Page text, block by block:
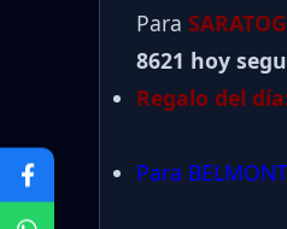
Para
8621 hoy
Regalo del
Para